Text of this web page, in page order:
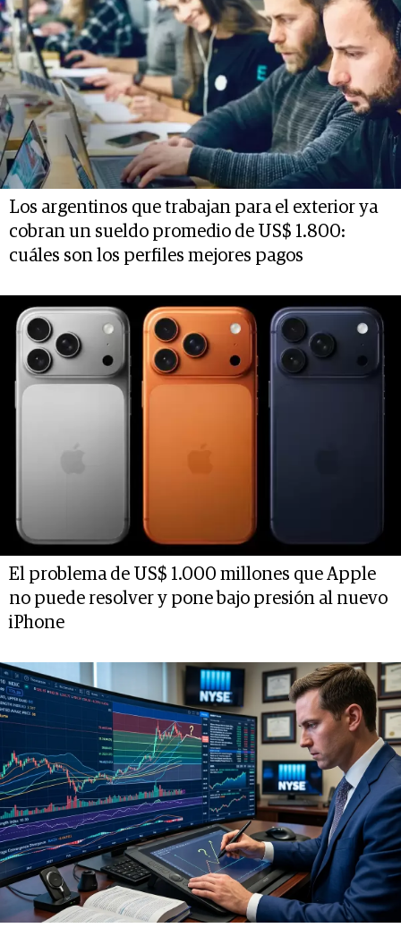
Los argentinos que trabajan para el exterior ya
cobran un sueldo promedio de US$ 1.800:
cuáles son los perfiles mejores pagos
El problema de US$ 1.000 millones que Apple
no puede resolver y pone bajo presión al nuevo
iPhone